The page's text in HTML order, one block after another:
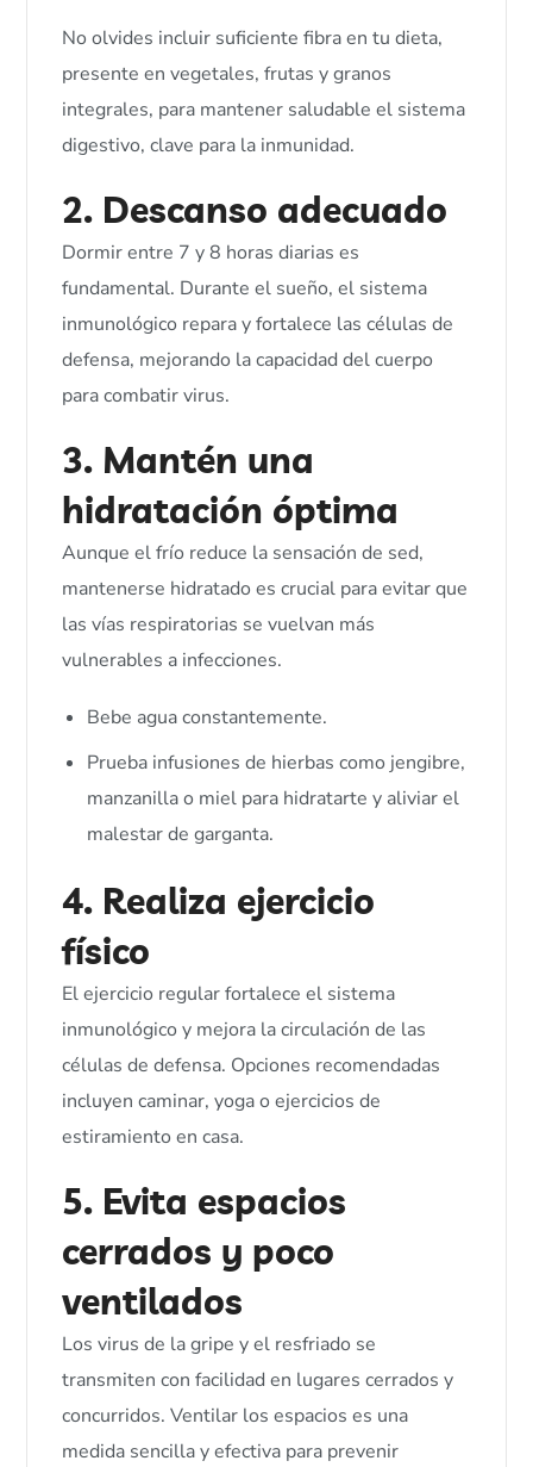
No olvides incluir suficiente fibra en tu dieta,
presente en vegetales, frutas y granos
integrales, para mantener saludable el sistema
digestivo, clave para la inmunidad.
2. Descanso adecuado
Dormir entre 7 y 8 horas diarias es
fundamental. Durante el sueño, el sistema
inmunológico repara y fortalece las células de
defensa, mejorando la capacidad del cuerpo
para combatir virus.
3. Mantén una
hidratación óptima
Aunque el frío reduce la sensación de sed,
mantenerse hidratado es crucial para evitar que
las vías respiratorias se vuelvan más
vulnerables a infecciones.
Bebe agua constantemente.
Prueba infusiones de hierbas como jengibre,
manzanilla o miel para hidratarte y aliviar el
malestar de garganta.
4. Realiza ejercicio
físico
El ejercicio regular fortalece el sistema
inmunológico y mejora la circulación de las
células de defensa. Opciones recomendadas
incluyen caminar, yoga o ejercicios de
estiramiento en casa.
5. Evita espacios
cerrados y poco
ventilados
Los virus de la gripe y el resfriado se
transmiten con facilidad en lugares cerrados y
concurridos. Ventilar los espacios es una
medida sencilla y efectiva para prevenir